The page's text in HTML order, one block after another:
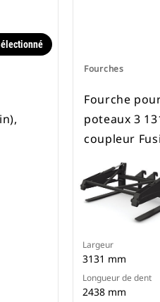
Fourches
Fourche
poteaux 3
coupleur
Largeur
3131 mm
Longueur de dent
2438 mm